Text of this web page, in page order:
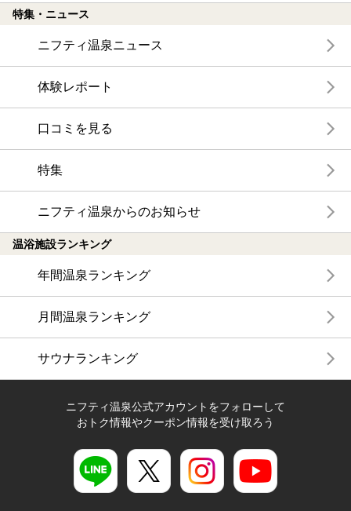
特集・ニュース
ニフティ温泉ニュース
体験レポート
口コミを見る
特集
ニフティ温泉からのお知らせ
温浴施設ランキング
年間温泉ランキング
月間温泉ランキング
サウナランキング
ニフティ温泉公式アカウントをフォローして
おトク情報やクーポン情報を受け取ろう